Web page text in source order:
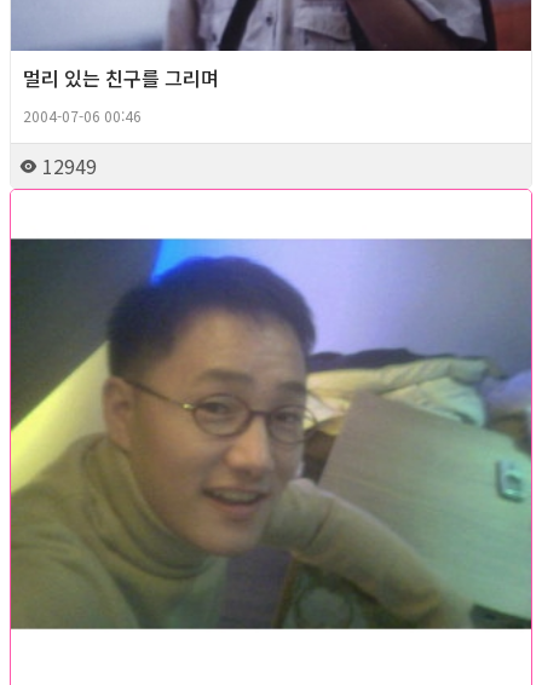
멀리 있는 친구를 그리며
2004-07-06 00:46
12949